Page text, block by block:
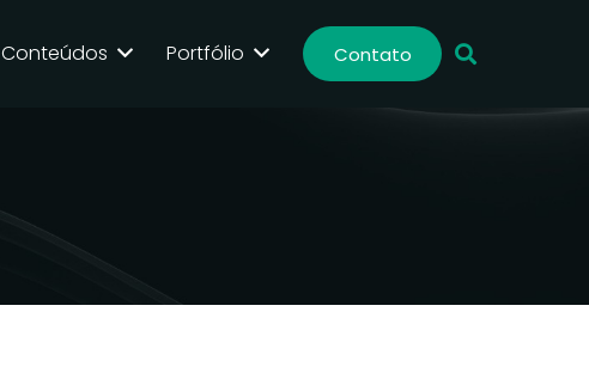
Conteúdos Portfólio Contato